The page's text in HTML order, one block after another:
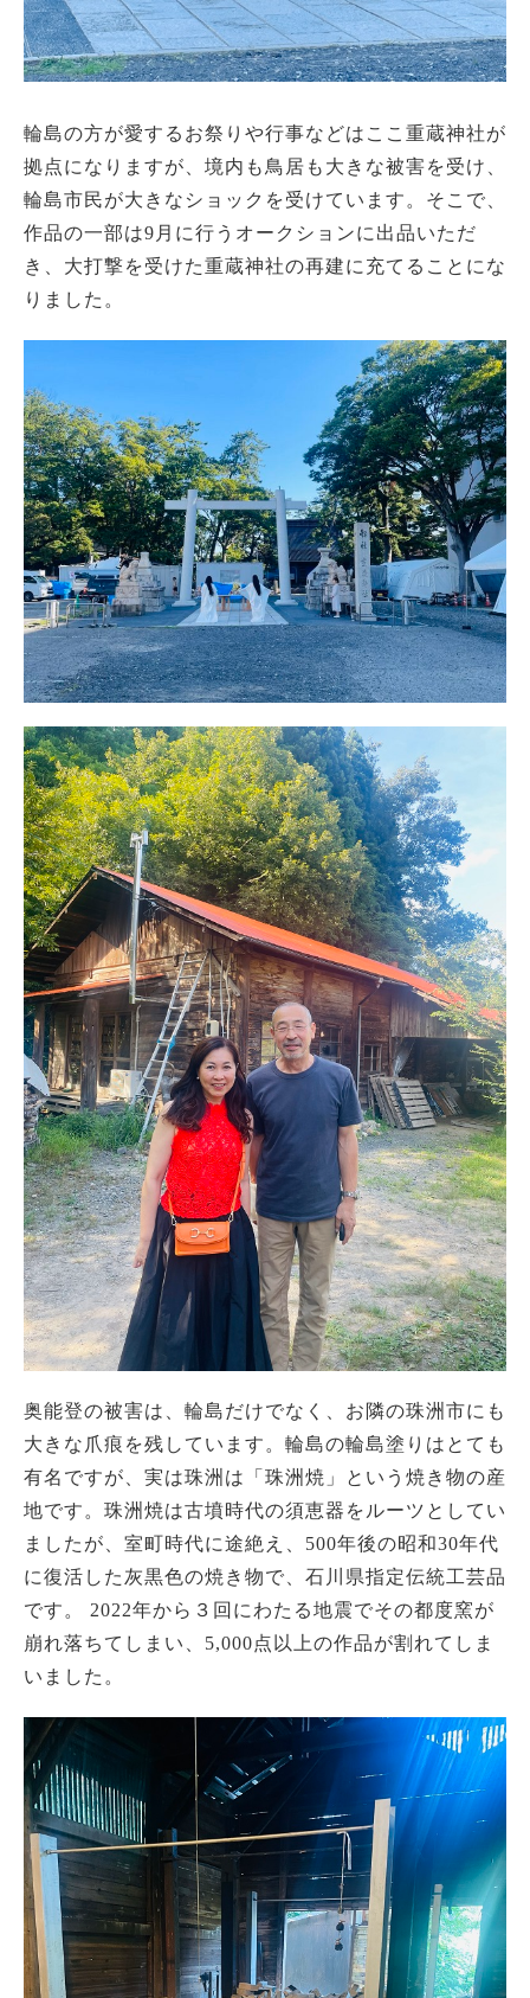
輪島の方が愛するお祭りや行事などはここ重蔵神社が
拠点になりますが、境内も鳥居も大きな被害を受け、
輪島市民が大きなショックを受けています。そこで、
作品の一部は9月に行うオークションに出品いただ
き、大打撃を受けた重蔵神社の再建に充てることにな
りました。
奥能登の被害は、輪島だけでなく、お隣の珠洲市にも
大きな爪痕を残しています。輪島の輪島塗りはとても
有名ですが、実は珠洲は「珠洲焼」という焼き物の産
地です。珠洲焼は古墳時代の須恵器をルーツとしてい
ましたが、室町時代に途絶え、500年後の昭和30年代
に復活した灰黒色の焼き物で、石川県指定伝統工芸品
です。 2022年から３回にわたる地震でその都度窯が
崩れ落ちてしまい、5,000点以上の作品が割れてしま
いました。